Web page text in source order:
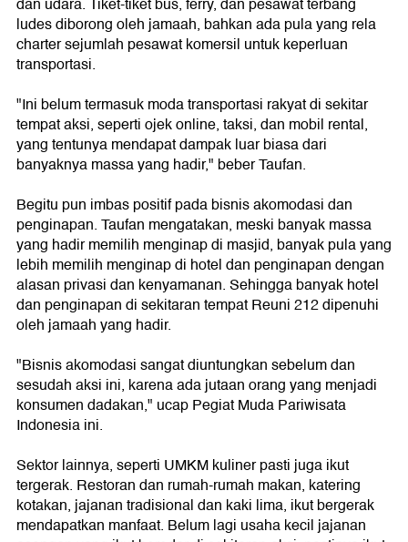
ludes diborong oleh jamaah, bahkan ada pula yang rela
charter sejumlah pesawat komersil untuk keperluan
transportasi.
"Ini belum termasuk moda transportasi rakyat di sekitar
tempat aksi, seperti ojek online, taksi, dan mobil rental,
yang tentunya mendapat dampak luar biasa dari
banyaknya massa yang hadir," beber Taufan.
Begitu pun imbas positif pada bisnis akomodasi dan
penginapan. Taufan mengatakan, meski banyak massa
yang hadir memilih menginap di masjid, banyak pula yang
lebih memilih menginap di hotel dan penginapan dengan
alasan privasi dan kenyamanan. Sehingga banyak hotel
dan penginapan di sekitaran tempat Reuni 212 dipenuhi
oleh jamaah yang hadir.
"Bisnis akomodasi sangat diuntungkan sebelum dan
sesudah aksi ini, karena ada jutaan orang yang menjadi
konsumen dadakan," ucap Pegiat Muda Pariwisata
Indonesia ini.
Sektor lainnya, seperti UMKM kuliner pasti juga ikut
tergerak. Restoran dan rumah-rumah makan, katering
kotakan, jajanan tradisional dan kaki lima, ikut bergerak
mendapatkan manfaat. Belum lagi usaha kecil jajanan